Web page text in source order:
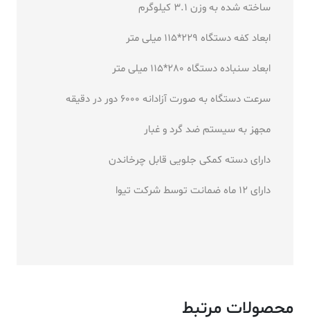
ساخته شده به وزن 3.1 کیلوگرم
ابعاد کفه دستگاه 229*115 میلی متر
ابعاد سنباده دستگاه 280*115 میلی متر
سرعت دستگاه به صورت آزادانه 6000 دور در دقیقه
مجهز به سیستم ضد گرد و غبار
دارای دسته کمکی جلویی قابل چرخاندن
دارای 12 ماه ضمانت توسط شرکت تیوا
محصولات مرتبط